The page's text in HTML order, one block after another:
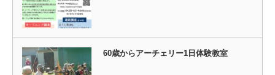
60歳からアーチェリー1日体験教室